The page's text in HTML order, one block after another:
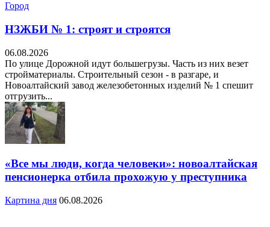
Город
НЗЖБИ № 1: строят и строятся
06.08.2026
По улице Дорожной идут большегрузы. Часть из них везет
стройматериалы. Строительный сезон - в разгаре, и
Новоалтайский завод железобетонных изделий № 1 спешит
отгрузить...
«Все мы люди, когда человеки»: новоалтайская
пенсионерка отбила прохожую у преступника
Картина дня 06.08.2026